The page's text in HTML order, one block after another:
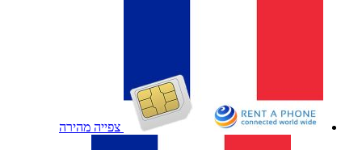
צפייה מהירה